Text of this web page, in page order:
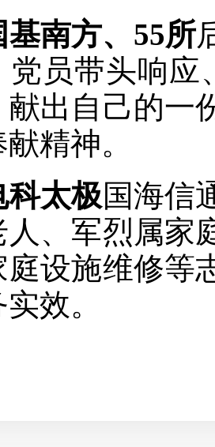
基南方、55所
党员带头响应
献出自己的一
精神。
科太极国海信
人、军烈属家
庭设施维修等
效。